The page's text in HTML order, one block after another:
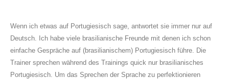
Wenn ich etwas auf Portugiesisch sage, antwortet sie immer nur auf
Deutsch. Ich habe viele brasilianische Freunde mit denen ich schon
einfache Gespräche auf (brasilianischem) Portugiesisch führe. Die
Trainer sprechen während des Trainings quick nur brasilianisches
Portugiesisch. Um das Sprechen der Sprache zu perfektionieren